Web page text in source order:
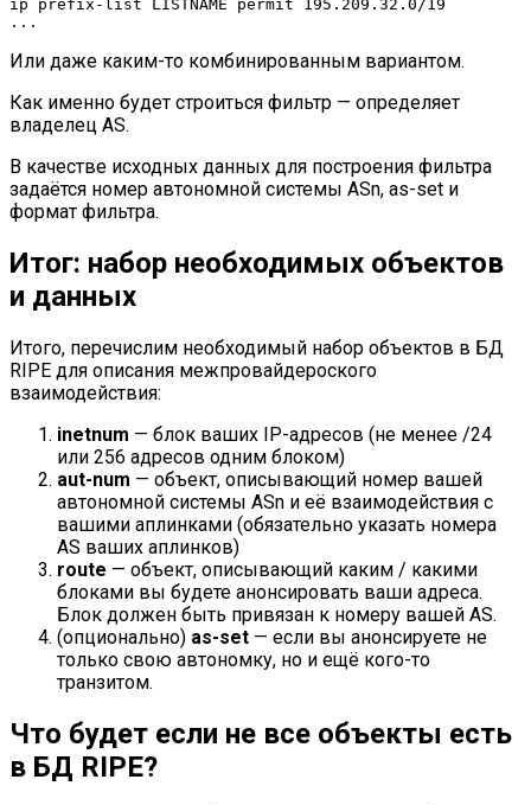
ip prefix-list LISTNAME permit 195.209.32.0/19
...
Или даже каким-то комбинированным вариантом.
Как именно будет строиться фильтр — определяет
владелец AS.
В качестве исходных данных для построения фильтра
задаётся номер автономной системы ASn, as-set и
формат фильтра.
Итог: набор необходимых объектов
и данных
Итого, перечислим необходимый набор объектов в БД
RIPE для описания межпровайдероского
взаимодействия:
inetnum — блок ваших IP-адресов (не менее /24
или 256 адресов одним блоком)
aut-num — объект, описывающий номер вашей
автономной системы ASn и её взаимодействия с
вашими аплинками (обязательно указать номера
AS ваших аплинков)
route — объект, описывающий каким / какими
блоками вы будете анонсировать ваши адреса.
Блок должен быть привязан к номеру вашей AS.
(опционально) as-set — если вы анонсируете не
только свою автономку, но и ещё кого-то
транзитом.
Что будет если не все объекты есть
в БД RIPE?